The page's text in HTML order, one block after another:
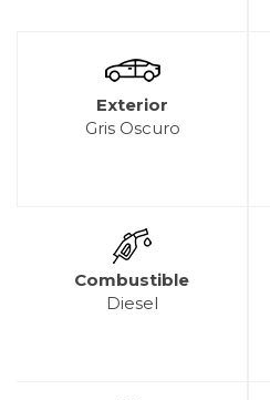
Exterior
Gris Oscuro
Combustible
Diesel